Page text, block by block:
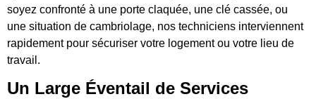
soyez confronté à une porte claquée, une clé cassée, ou
une situation de cambriolage, nos techniciens interviennent
rapidement pour sécuriser votre logement ou votre lieu de
travail.
Un Large Éventail de Services